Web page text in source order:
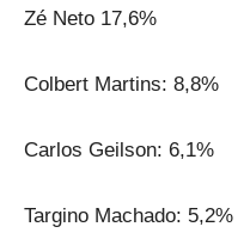
Zé Neto 17,6%
Colbert Martins: 8,8%
Carlos Geilson: 6,1%
Targino Machado: 5,2%